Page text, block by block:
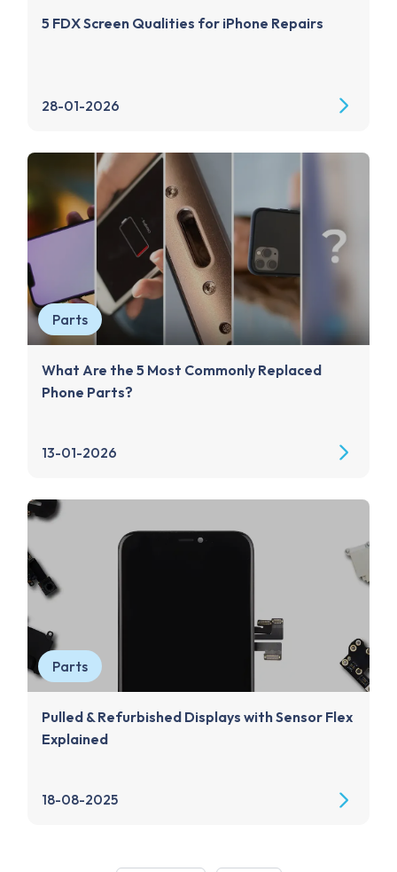
5 FDX Screen Qualities for iPhone Repairs
28-01-2026
Parts
What Are the 5 Most Commonly Replaced
Phone Parts?
13-01-2026
Parts
Pulled & Refurbished Displays with Sensor Flex
Explained
18-08-2025